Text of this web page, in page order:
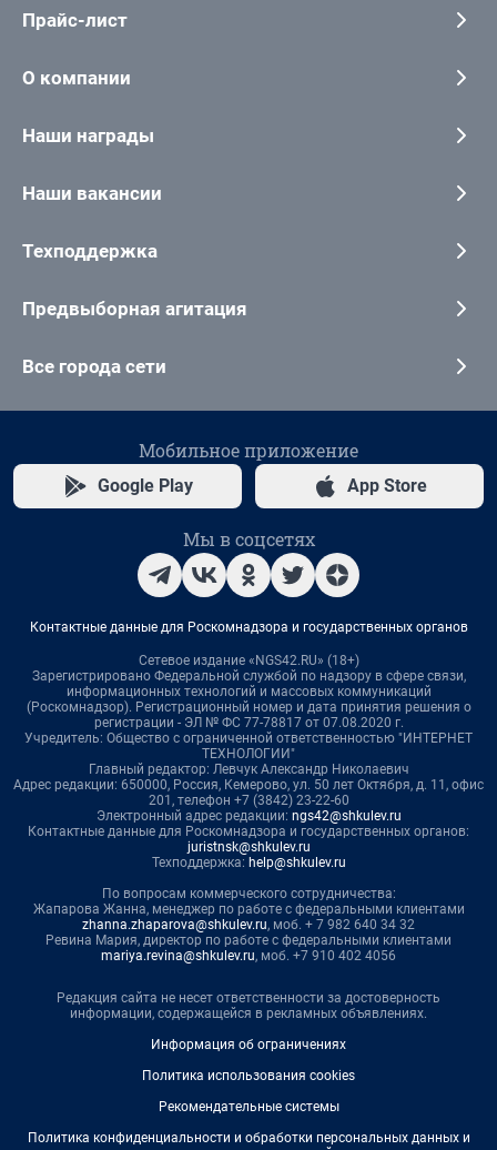
Прайс-лист
О компании
Наши награды
Наши вакансии
Техподдержка
Предвыборная агитация
Все города сети
Мобильное приложение
Google Play App Store
Мы в соцсетях
Контактные данные для Роскомнадзора и государственных органов
Сетевое издание «NGS42.RU» (18+)
Зарегистрировано Федеральной службой по надзору в сфере связи,
информационных технологий и массовых коммуникаций
(Роскомнадзор). Регистрационный номер и дата принятия решения о
регистрации - ЭЛ № ФС 77-78817 от 07.08.2020 г.
Учредитель: Общество с ограниченной ответственностью "ИНТЕРНЕТ
ТЕХНОЛОГИИ"
Главный редактор: Левчук Александр Николаевич
Адрес редакции: 650000, Россия, Кемерово, ул. 50 лет Октября, д. 11, офис
201, телефон +7 (3842) 23-22-60
Электронный адрес редакции: ngs42@shkulev.ru
Контактные данные для Роскомнадзора и государственных органов:
juristnsk@shkulev.ru
Техподдержка: help@shkulev.ru
По вопросам коммерческого сотрудничества:
Жапарова Жанна, менеджер по работе с федеральными клиентами
zhanna.zhaparova@shkulev.ru, моб. + 7 982 640 34 32
Ревина Мария, директор по работе с федеральными клиентами
mariya.revina@shkulev.ru, моб. +7 910 402 4056
Редакция сайта не несет ответственности за достоверность
информации, содержащейся в рекламных объявлениях.
Информация об ограничениях
Политика использования cookies
Рекомендательные системы
Политика конфиденциальности и обработки персональных данных и